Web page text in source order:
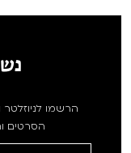
הרשמו
הסרטים